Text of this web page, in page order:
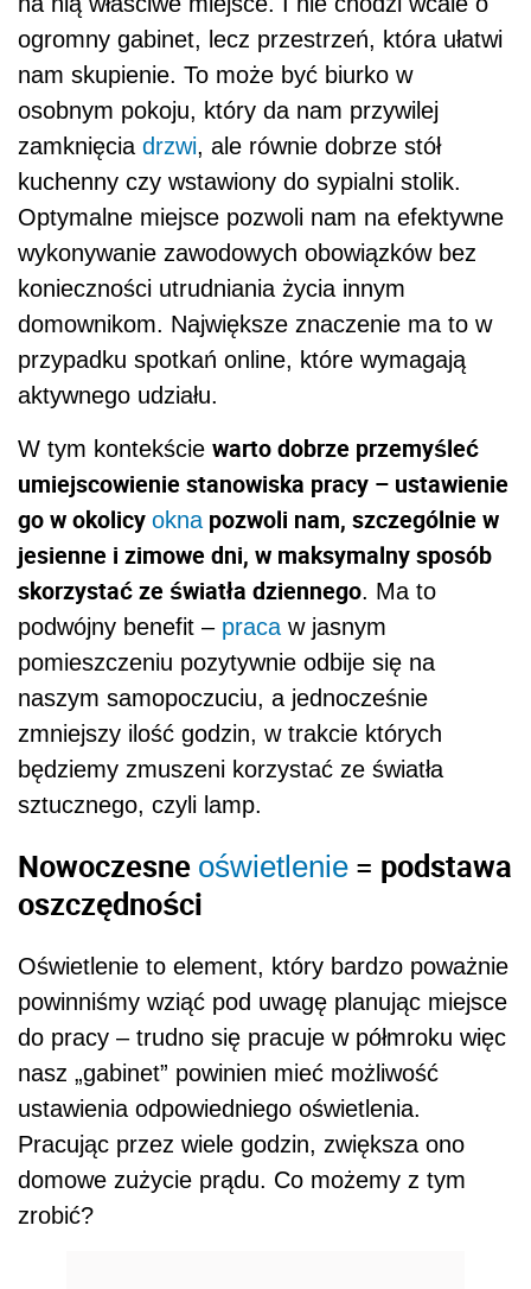
ogromny gabinet, lecz przestrzeń, która ułatwi
nam skupienie. To może być biurko w
osobnym pokoju, który da nam przywilej
zamknięcia drzwi, ale równie dobrze stół
kuchenny czy wstawiony do sypialni stolik.
Optymalne miejsce pozwoli nam na efektywne
wykonywanie zawodowych obowiązków bez
konieczności utrudniania życia innym
domownikom. Największe znaczenie ma to w
przypadku spotkań online, które wymagają
aktywnego udziału.
W tym kontekście warto dobrze przemyśleć
umiejscowienie stanowiska pracy – ustawienie
go w okolicy oknapozwoli nam, szczególnie w
jesienne i zimowe dni, w maksymalny sposób
skorzystać ze światła dziennego. Ma to
podwójny benefit – praca w jasnym
pomieszczeniu pozytywnie odbije się na
naszym samopoczuciu, a jednocześnie
zmniejszy ilość godzin, w trakcie których
będziemy zmuszeni korzystać ze światła
sztucznego, czyli lamp.
Nowoczesne oświetlenie = podstawa
oszczędności
Oświetlenie to element, który bardzo poważnie
powinniśmy wziąć pod uwagę planując miejsce
do pracy – trudno się pracuje w półmroku więc
nasz „gabinet” powinien mieć możliwość
ustawienia odpowiedniego oświetlenia.
Pracując przez wiele godzin, zwiększa ono
domowe zużycie prądu. Co możemy z tym
zrobić?